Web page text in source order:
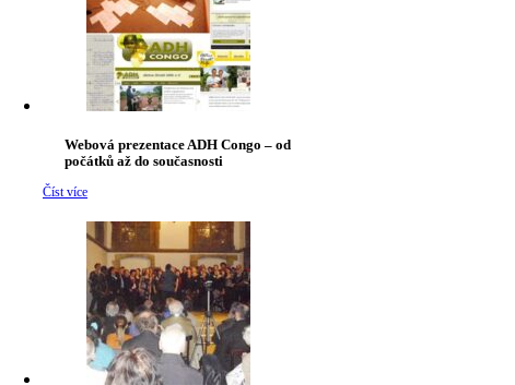
Webová prezentace ADH Congo – od
počátků až do současnosti
Číst více